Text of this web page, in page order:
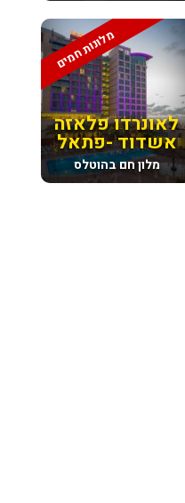
מלונות חמים
לאונרדו פלאזה
אשדוד -פתאל
מלון חם בהוטלס